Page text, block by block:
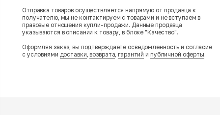
Отправка товаров осуществляется напрямую от продавца к
получателю, мы не контактируем с товарами и не вступаем в
правовые отношения купли-продажи. Данные продавца
указываются в описании к товару, в блоке "Качество".
Оформляя заказ, вы подтверждаете осведомленность и согласие
с условиями доставки,возврата,гарантий и публичной оферты.